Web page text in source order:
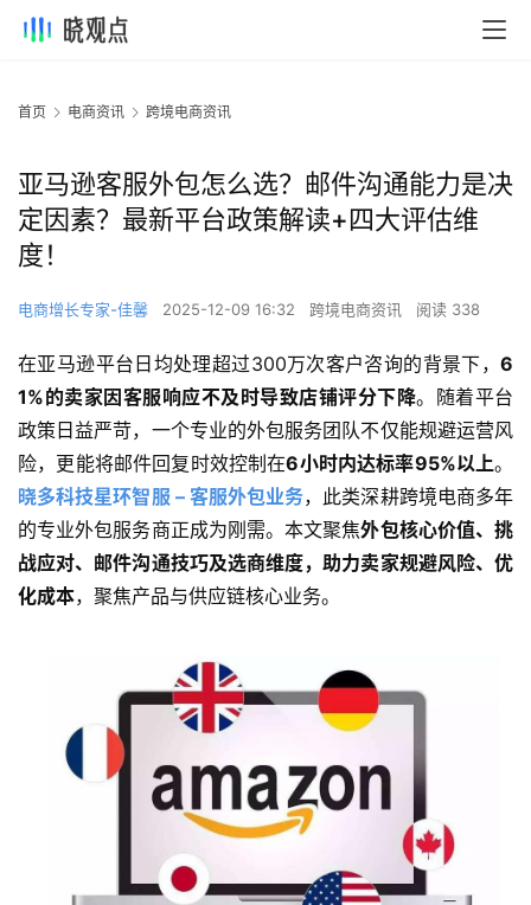
首页 电商资讯 跨境电商资讯
亚马逊客服外包怎么选？邮件沟通能力是决
定因素？最新平台政策解读+四大评估维
度！
电商增长专家-佳馨 2025-12-09 16:32 跨境电商资讯 阅读 338
在亚马逊平台日均处理超过300万次客户咨询的背景下， 6
1%的卖家因客服响应不及时导致店铺评分下降。随着平台
政策日益严苛，一个专业的外包服务团队不仅能规避运营风
险，更能将邮件回复时效控制在6小时内达标率95%以上。
晓多科技星环智服 – 客服外包业务，此类深耕跨境电商多年
的专业外包服务商正成为刚需。本文聚焦外包核心价值、挑
战应对、邮件沟通技巧及选商维度，助力卖家规避风险、优
化成本，聚焦产品与供应链核心业务。